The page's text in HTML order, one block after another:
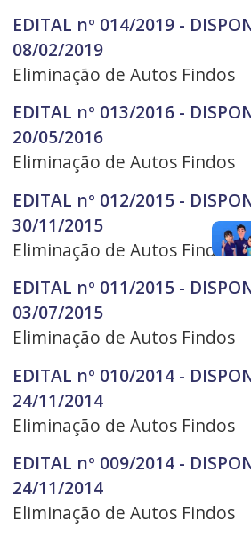
EDITAL nº 014/2019 -
08/02/2019
Eliminação de Autos Findos
EDITAL nº 013/2016 -
20/05/2016
Eliminação de Autos Findos
EDITAL nº 012/2015 -
30/11/2015
Eliminação de Autos Findos
EDITAL nº 011/2015 -
03/07/2015
Eliminação de Autos Findos
EDITAL nº 010/2014 -
24/11/2014
Eliminação de Autos Findos
EDITAL nº 009/2014 -
24/11/2014
Eliminação de Autos Findos